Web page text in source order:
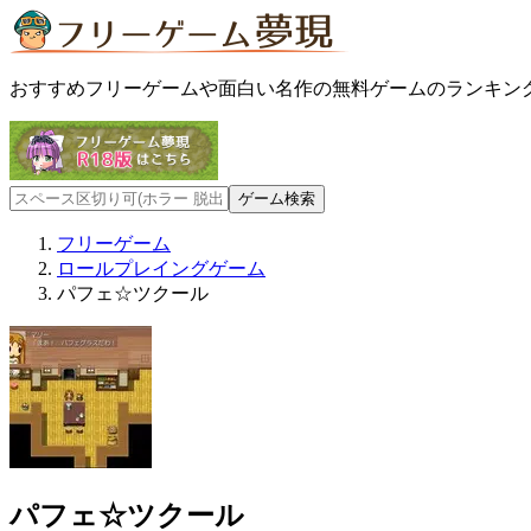
おすすめフリーゲームや面白い名作の無料ゲームのランキン
フリーゲーム
ロールプレイングゲーム
パフェ☆ツクール
パフェ☆ツクール